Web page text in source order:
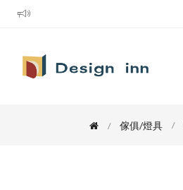
傢俱/燈具